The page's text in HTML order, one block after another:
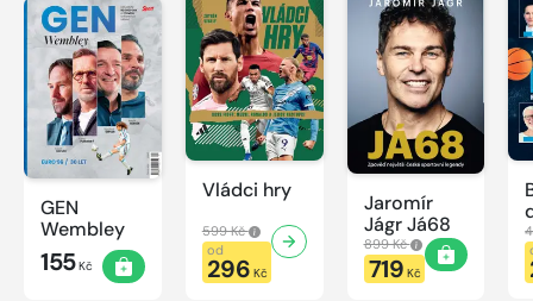
GEN
Wembley
155Kč
Vládci hry
599 Kč
od
296 Kč
Jaromír
Jágr Já68
899 Kč
719 Kč